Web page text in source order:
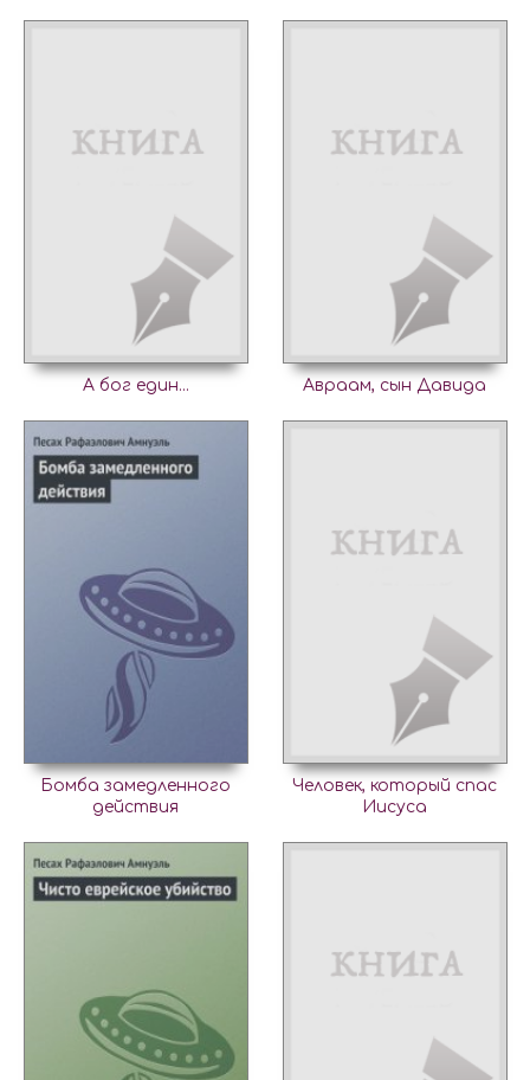
А бог един... Авраам, сын Давида
Бомба замедленного
действия
Человек, который спас
Иисуса